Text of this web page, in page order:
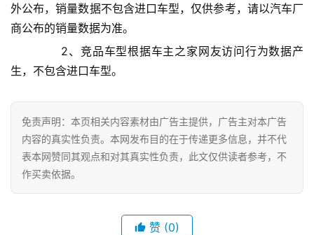
们
系
们
外公布，销量数据不包含进口车型，仅供参考，请以汽车厂
商公布的销量数据为准。
2、竞品车型根据车主之家网友访问行为数据产
生，不包含进口车型。
免责声明：本页相关内容素材由广告主提供，广告主对本广告
内容的真实性负责。本网发布目的在于传递更多信息，并不代
表本网赞同其观点和对其真实性负责，此文仅供读者参考，不
作买卖依据。
赞 (0)